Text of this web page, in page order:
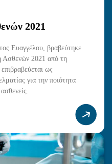
2021
Ευαγγέλου, βραβεύτηκε
Ασθενών 2021 από τη
ως
για την ποιότητα
ασθενείς.